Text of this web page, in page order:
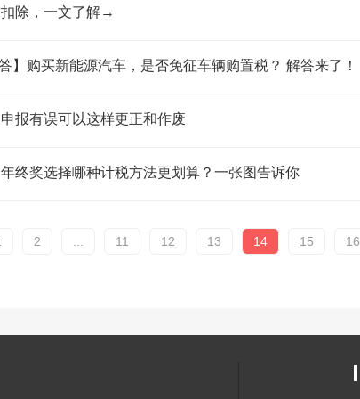
除，一文了解→
】购买新能源汽车，是否免征车辆购置税？ 解答来了！
报有误可以这样更正和作废
终奖选择哪种计税方法更划算？一张图告诉你
2 11 12 13 14 15 16